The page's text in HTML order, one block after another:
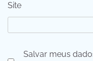
Site
Salvar meus